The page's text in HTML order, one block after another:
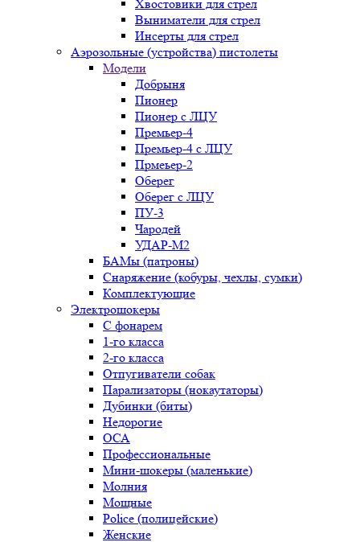
Хвостовики для стрел
Выниматели для стрел
Инсерты для стрел
Аэрозольные (устройства) пистолеты
Модели
Добрыня
Пионер
Пионер с ЛЦУ
Премьер-4
Премьер-4 с ЛЦУ
Прмеьер-2
Оберег
Оберег с ЛЦУ
ПУ-3
Чародей
УДАР-М2
БАМы (патроны)
Снаряжение (кобуры, чехлы, сумки)
Комплектующие
Электрошокеры
С фонарем
1-го класса
2-го класса
Отпугиватели собак
Парализаторы (нокаутаторы)
Дубинки (биты)
Недорогие
ОСА
Профессиональные
Мини-шокеры (маленькие)
Молния
Мощные
Police (полицейские)
Женские